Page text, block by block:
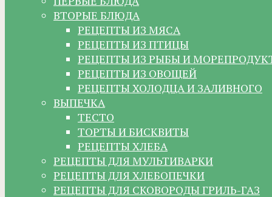
ВТОРЫЕ БЛЮДА
РЕЦЕПТЫ ИЗ МЯСА
РЕЦЕПТЫ ИЗ ПТИЦЫ
РЕЦЕПТЫ ИЗ РЫБЫ И
РЕЦЕПТЫ ИЗ ОВОЩЕЙ
РЕЦЕПТЫ ХОЛОДЦА И ЗАЛИВНОГО
ВЫПЕЧКА
ТЕСТО
ТОРТЫ И БИСКВИТЫ
РЕЦЕПТЫ ХЛЕБА
РЕЦЕПТЫ ДЛЯ МУЛЬТИВАРКИ
РЕЦЕПТЫ ДЛЯ ХЛЕБОПЕЧКИ
РЕЦЕПТЫ ДЛЯ СКОВОРОДЫ ГРИЛЬ-ГАЗ